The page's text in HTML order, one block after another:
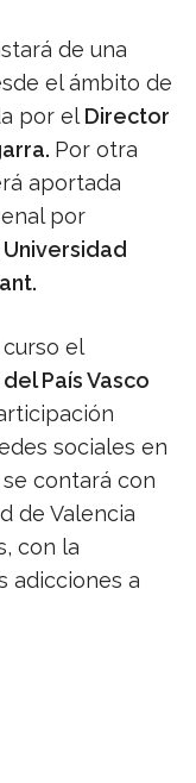
de una
el ámbito de
por elDirector
Por otra
aportada
por
el
País Vasco
sociales en
se contará con
de Valencia
con la
adicciones a